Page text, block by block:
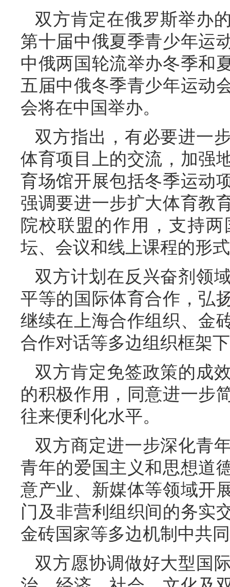
双方肯定在俄罗斯举办
第十届中俄夏季青少年运
中俄两国轮流举办冬季和
五届中俄冬季青少年运动
会将在中国举办。
双方指出，有必要进一
体育项目上的交流，加强
育场馆开展包括冬季运动
强调要进一步扩大体育教
院校联盟的作用，支持
坛、会议和线上课程的形
双方计划在反兴奋剂领
平等的国际体育合作，弘
继续在上海合作组织、金
合作对话等多边组织框架
双方肯定免签政策的成
的积极作用，同意进一步
往来便利化水平。
双方商定进一步深化青
青年的爱国主义和思想道
意产业、新媒体等领域开
门及非营利组织间的务实
金砖国家等多边机制中共
双方愿协调做好大型国